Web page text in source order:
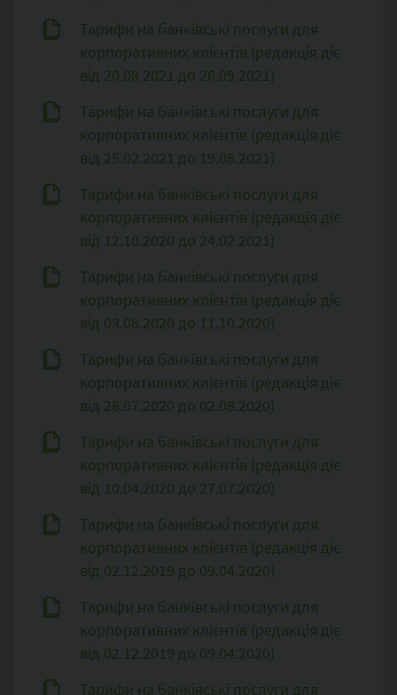
Тарифи на банківські послуги для
корпоративних клієнтів (редакція діє
від 20.08.2021 до 26.09.2021)
Тарифи на банківські послуги для
корпоративних клієнтів (редакція діє
від 25.02.2021 до 19.08.2021)
Тарифи на банківські послуги для
корпоративних клієнтів (редакція діє
від 12.10.2020 до 24.02.2021)
Тарифи на банківські послуги для
корпоративних клієнтів (редакція діє
від 03.08.2020 до 11.10.2020)
Тарифи на банківські послуги для
корпоративних клієнтів (редакція діє
від 28.07.2020 до 02.08.2020)
Тарифи на банківські послуги для
корпоративних клієнтів (редакція діє
від 10.04.2020 до 27.07.2020)
Тарифи на банківські послуги для
корпоративних клієнтів (редакція діє
від 02.12.2019 до 09.04.2020)
Тарифи на банківські послуги для
корпоративних клієнтів (редакція діє
від 02.12.2019 до 09.04.2020)
Тарифи на банківські послуги для